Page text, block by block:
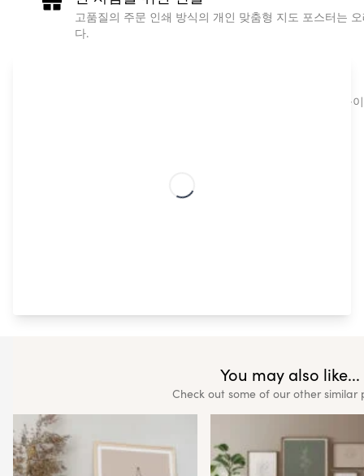
고품질의 주문 인쇄 방식의 개인 맞춤형 지도 포스터는
다.
트렌디한 고품질 스칸디나비아 디자인은 전문가의 도움
You may also like...
Check out some of our other similar